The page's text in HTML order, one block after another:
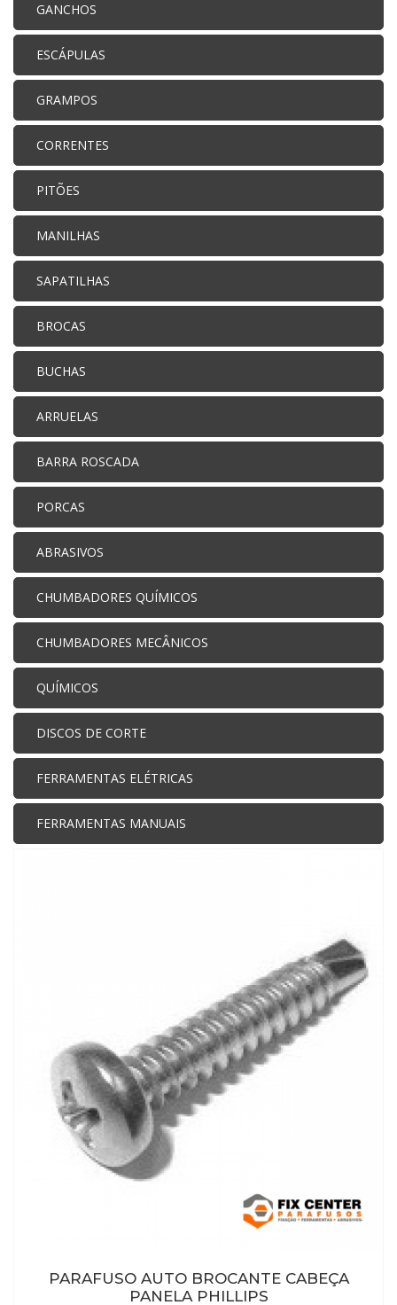
GANCHOS
ESCÁPULAS
GRAMPOS
CORRENTES
PITÕES
MANILHAS
SAPATILHAS
BROCAS
BUCHAS
ARRUELAS
BARRA ROSCADA
PORCAS
ABRASIVOS
CHUMBADORES QUÍMICOS
CHUMBADORES MECÂNICOS
QUÍMICOS
DISCOS DE CORTE
FERRAMENTAS ELÉTRICAS
FERRAMENTAS MANUAIS
PARAFUSO AUTO BROCANTE CABEÇA
PANELA PHILLIPS